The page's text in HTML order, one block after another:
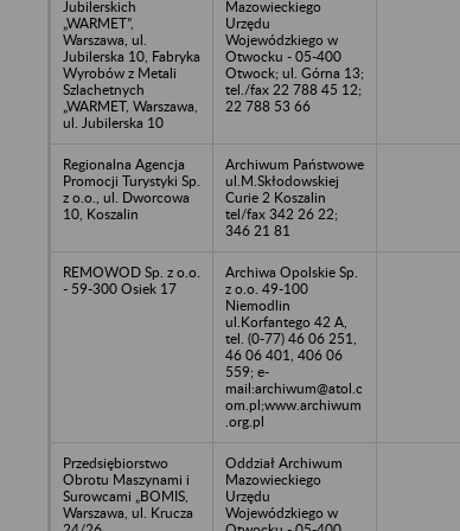
Jubilerskich
„WARMET”,
Warszawa, ul.
Jubilerska 10, Fabryka
Wyrobów z Metali
Szlachetnych
„WARMET, Warszawa,
ul. Jubilerska 10
Mazowieckiego
Urzędu
Wojewódzkiego w
Otwocku - 05-400
Otwock; ul. Górna 13;
tel./fax 22 788 45 12;
22 788 53 66
Regionalna Agencja
Promocji Turystyki Sp.
z o.o., ul. Dworcowa
10, Koszalin
Archiwum Państwowe
ul.M.Skłodowskiej
Curie 2 Koszalin
tel/fax 342 26 22;
346 21 81
REMOWOD Sp. z o.o.
- 59-300 Osiek 17
Archiwa Opolskie Sp.
z o.o. 49-100
Niemodlin
ul.Korfantego 42 A,
tel. (0-77) 46 06 251,
46 06 401, 406 06
559; e-
mail:archiwum@atol.c
om.pl;www.archiwum
.org.pl
Przedsiębiorstwo
Obrotu Maszynami i
Surowcami „BOMIS,
Warszawa, ul. Krucza
Oddział Archiwum
Mazowieckiego
Urzędu
Wojewódzkiego w